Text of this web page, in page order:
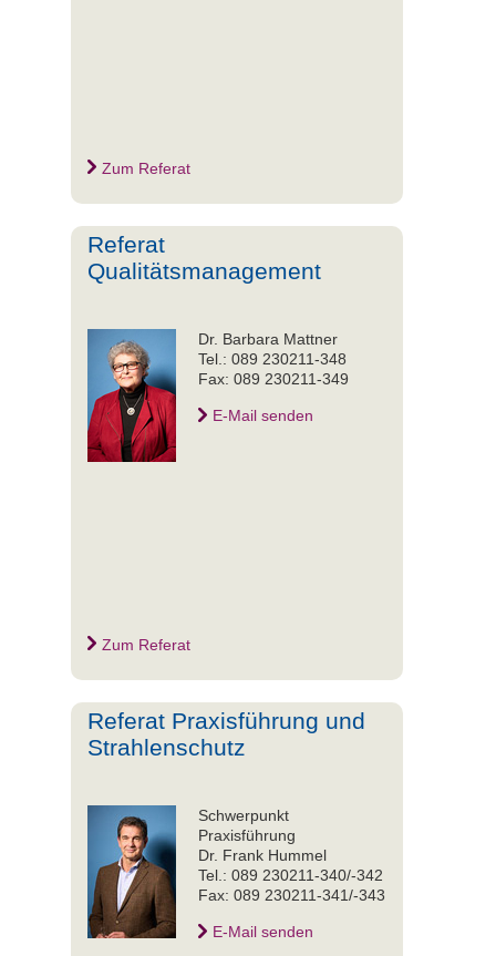
Zum Referat
Referat
Qualitätsmanagement
Dr. Barbara Mattner
Tel.: 089 230211-348
Fax: 089 230211-349
E-Mail senden
Zum Referat
Referat Praxisführung und
Strahlenschutz
Schwerpunkt
Praxisführung
Dr. Frank Hummel
Tel.: 089 230211-340/-342
Fax: 089 230211-341/-343
E-Mail senden